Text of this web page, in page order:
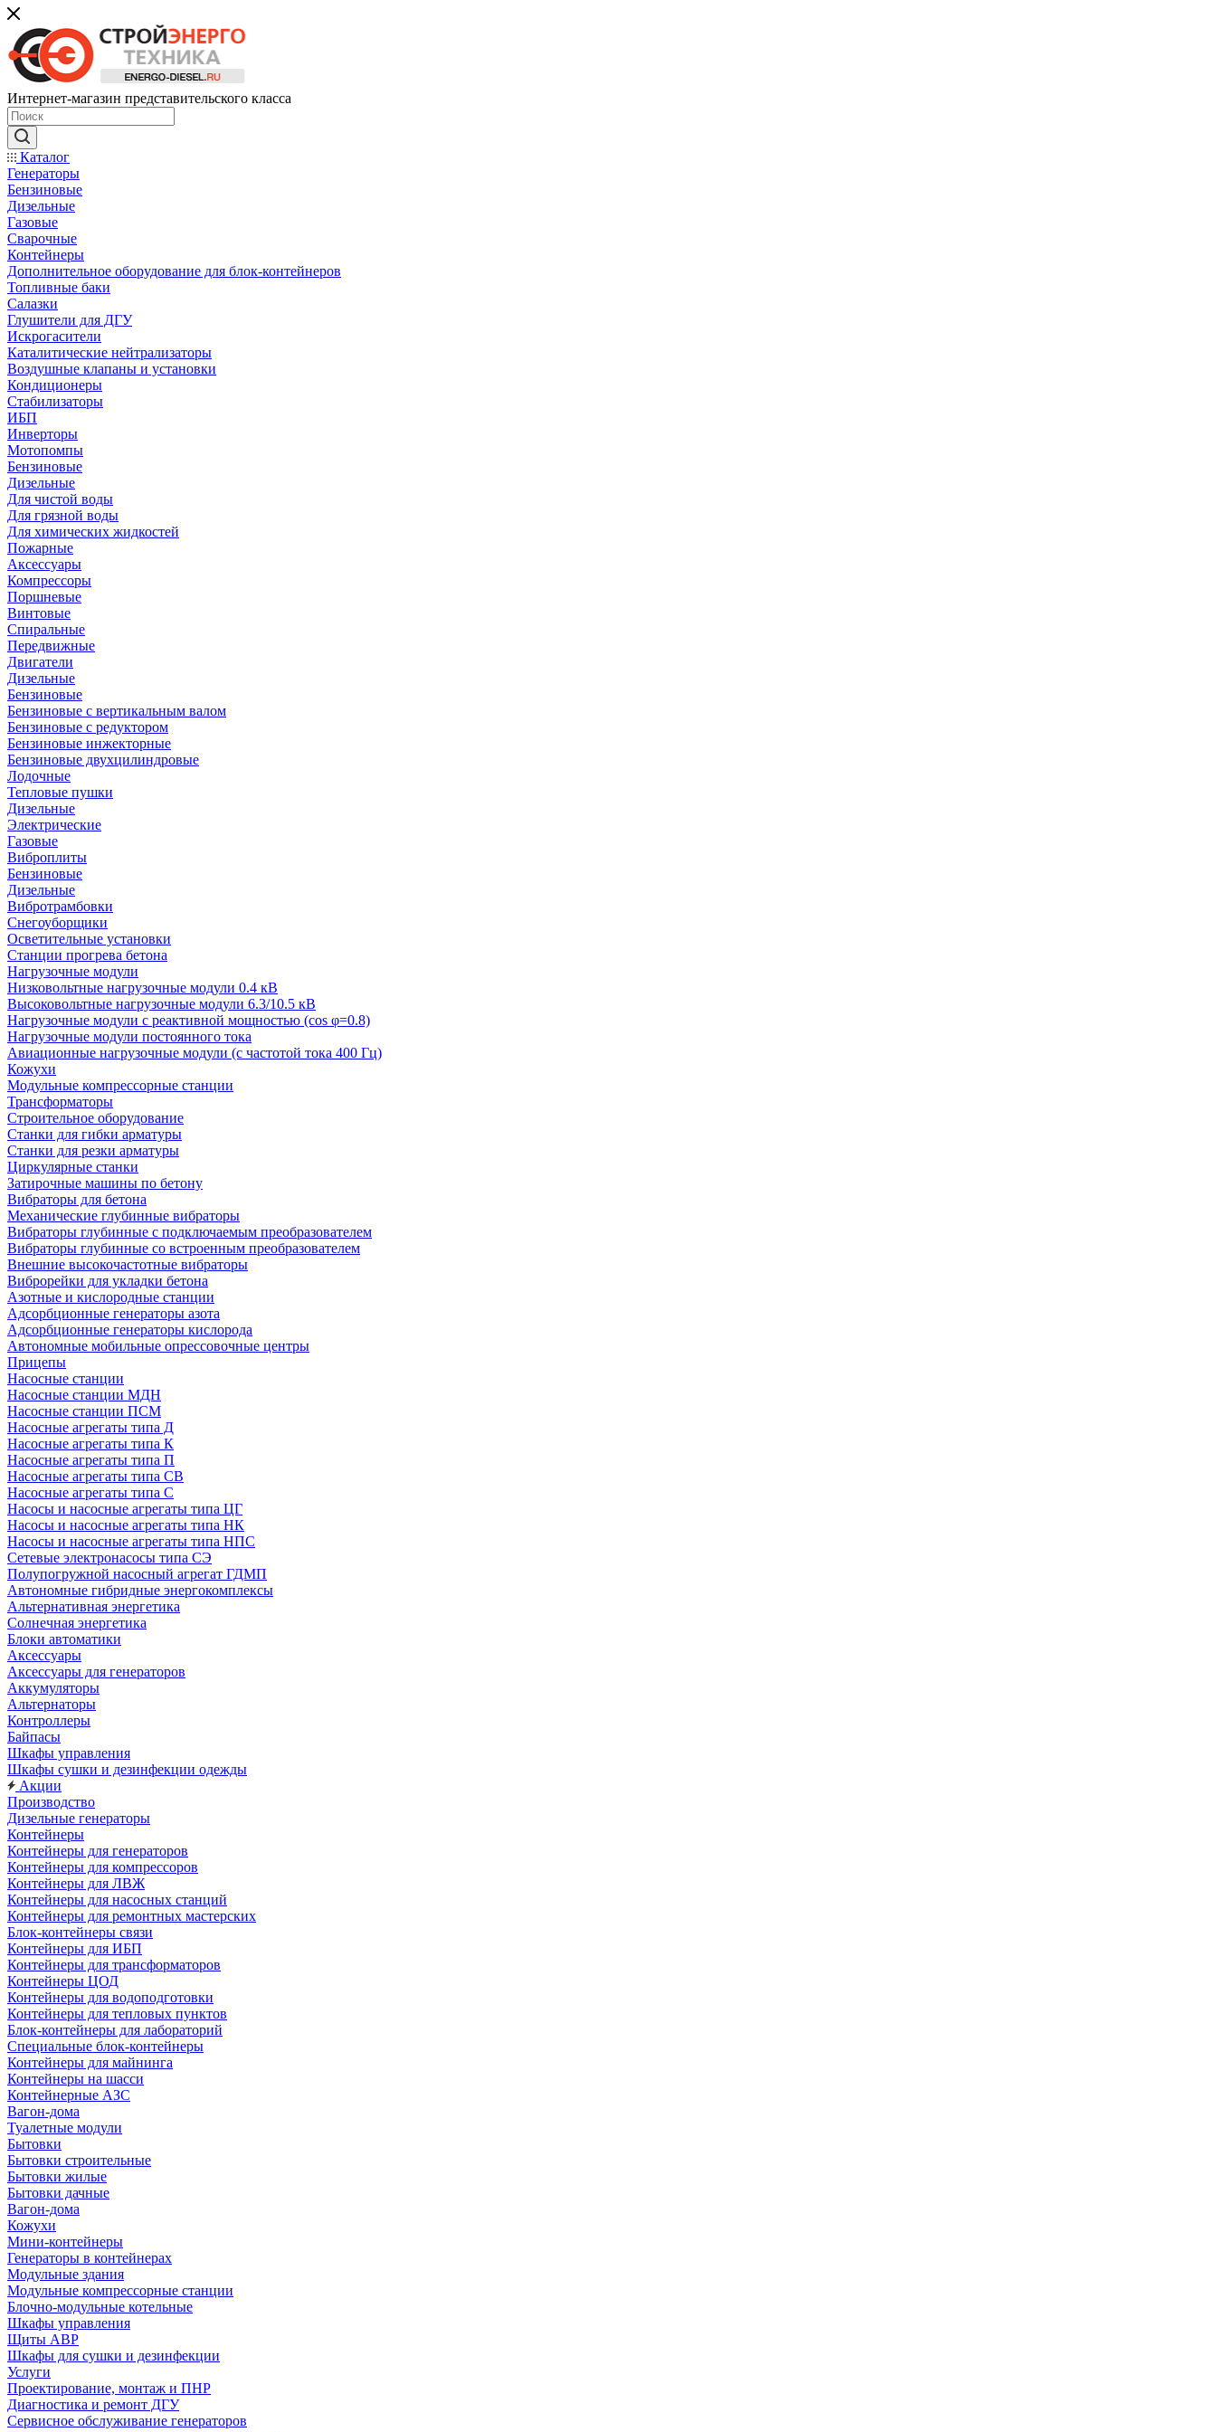
Интернет-магазин представительского класса
Каталог
Генераторы
Бензиновые
Дизельные
Газовые
Сварочные
Контейнеры
Дополнительное оборудование для блок-контейнеров
Топливные баки
Салазки
Глушители для ДГУ
Искрогасители
Каталитические нейтрализаторы
Воздушные клапаны и установки
Кондиционеры
Стабилизаторы
ИБП
Инверторы
Мотопомпы
Бензиновые
Дизельные
Для чистой воды
Для грязной воды
Для химических жидкостей
Пожарные
Аксессуары
Компрессоры
Поршневые
Винтовые
Спиральные
Передвижные
Двигатели
Дизельные
Бензиновые
Бензиновые с вертикальным валом
Бензиновые с редуктором
Бензиновые инжекторные
Бензиновые двухцилиндровые
Лодочные
Тепловые пушки
Дизельные
Электрические
Газовые
Виброплиты
Бензиновые
Дизельные
Вибротрамбовки
Снегоуборщики
Осветительные установки
Станции прогрева бетона
Нагрузочные модули
Низковольтные нагрузочные модули 0.4 кВ
Высоковольтные нагрузочные модули 6.3/10.5 кВ
Нагрузочные модули с реактивной мощностью (cos φ=0.8)
Нагрузочные модули постоянного тока
Авиационные нагрузочные модули (с частотой тока 400 Гц)
Кожухи
Модульные компрессорные станции
Трансформаторы
Строительное оборудование
Станки для гибки арматуры
Станки для резки арматуры
Циркулярные станки
Затирочные машины по бетону
Вибраторы для бетона
Механические глубинные вибраторы
Вибраторы глубинные с подключаемым преобразователем
Вибраторы глубинные со встроенным преобразователем
Внешние высокочастотные вибраторы
Виброрейки для укладки бетона
Азотные и кислородные станции
Адсорбционные генераторы азота
Адсорбционные генераторы кислорода
Автономные мобильные опрессовочные центры
Прицепы
Насосные станции
Насосные станции МДН
Насосные станции ПСМ
Насосные агрегаты типа Д
Насосные агрегаты типа К
Насосные агрегаты типа П
Насосные агрегаты типа СВ
Насосные агрегаты типа С
Насосы и насосные агрегаты типа ЦГ
Насосы и насосные агрегаты типа НК
Насосы и насосные агрегаты типа НПС
Сетевые электронасосы типа СЭ
Полупогружной насосный агрегат ГДМП
Автономные гибридные энергокомплексы
Альтернативная энергетика
Солнечная энергетика
Блоки автоматики
Аксессуары
Аксессуары для генераторов
Аккумуляторы
Альтернаторы
Контроллеры
Байпасы
Шкафы управления
Шкафы сушки и дезинфекции одежды
Акции
Производство
Дизельные генераторы
Контейнеры
Контейнеры для генераторов
Контейнеры для компрессоров
Контейнеры для ЛВЖ
Контейнеры для насосных станций
Контейнеры для ремонтных мастерских
Блок-контейнеры связи
Контейнеры для ИБП
Контейнеры для трансформаторов
Контейнеры ЦОД
Контейнеры для водоподготовки
Контейнеры для тепловых пунктов
Блок-контейнеры для лабораторий
Специальные блок-контейнеры
Контейнеры для майнинга
Контейнеры на шасси
Контейнерные АЗС
Вагон-дома
Туалетные модули
Бытовки
Бытовки строительные
Бытовки жилые
Бытовки дачные
Вагон-дома
Кожухи
Мини-контейнеры
Генераторы в контейнерах
Модульные здания
Модульные компрессорные станции
Блочно-модульные котельные
Шкафы управления
Щиты АВР
Шкафы для сушки и дезинфекции
Услуги
Проектирование, монтаж и ПНР
Диагностика и ремонт ДГУ
Сервисное обслуживание генераторов